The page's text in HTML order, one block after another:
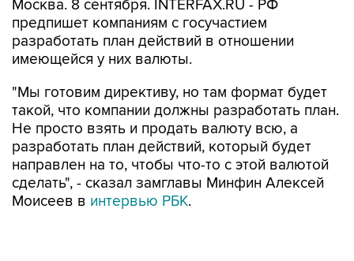
Москва. 8 сентября. INTERFAX.RU - РФ
предпишет компаниям с госучастием
разработать план действий в отношении
имеющейся у них валюты.
"Мы готовим директиву, но там формат будет
такой, что компании должны разработать план.
Не просто взять и продать валюту всю, а
разработать план действий, который будет
направлен на то, чтобы что-то с этой валютой
сделать", - сказал замглавы Минфин Алексей
Моисеев в интервью РБК.